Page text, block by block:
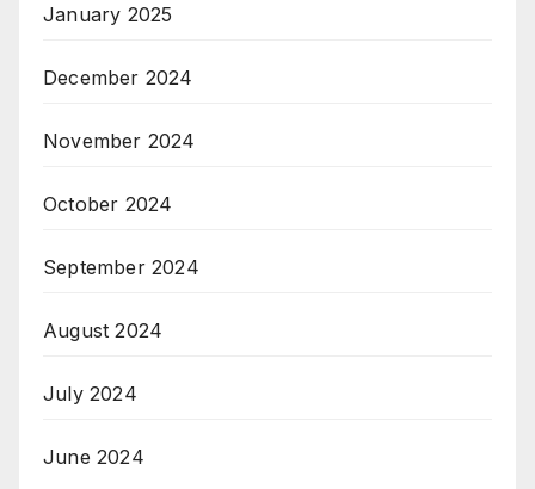
January 2025
December 2024
November 2024
October 2024
September 2024
August 2024
July 2024
June 2024